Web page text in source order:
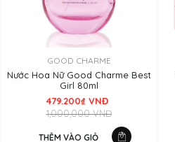
GOOD CHARME
Nước Hoa Nữ Good Charme Best
Girl 80ml
479.200₫ VNĐ
1,000,000 VNĐ
THÊM VÀO GIỎ